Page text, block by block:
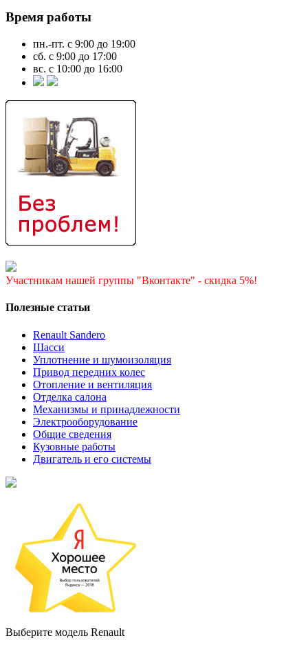
Время работы
пн.-пт. с 9:00 до 19:00
сб. с 9:00 до 17:00
вс. с 10:00 до 16:00
Участникам нашей группы "Вконтакте" - скидка 5%!
Полезные статьи
Renault Sandero
Шасси
Уплотнение и шумоизоляция
Привод передних колес
Отопление и вентиляция
Отделка салона
Механизмы и принадлежности
Электрооборудование
Общие сведения
Кузовные работы
Двигатель и его системы
Выберите модель Renault